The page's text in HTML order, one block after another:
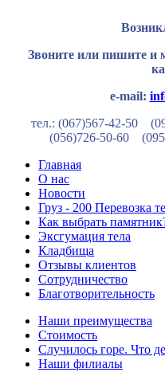
Звоните или пишите и
e-mail:
тел.: (067)567-42-50
(056)726-50-60
Главная
О нас
Новости
Груз - 200 Перевозка
Как выбрать
Эксгумация тела
Кладбища
Отзывы клиентов
Сотрудничество
Благотворительность
Наши преимущества
Стоимость
Случилось горе. Что
Наши филиалы